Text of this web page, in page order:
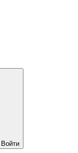
Войти